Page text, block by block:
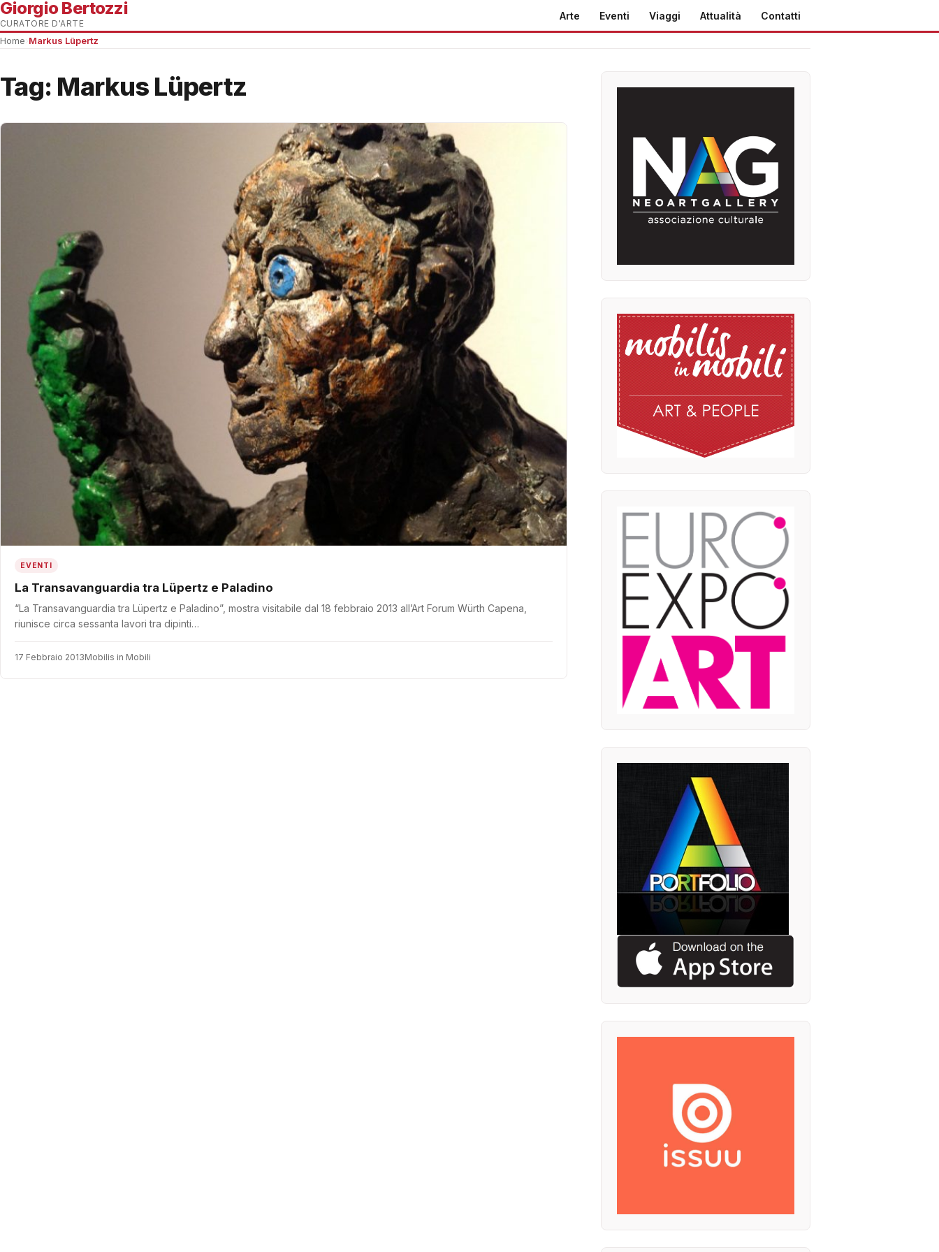
Giorgio Bertozzi
CURATORE D'ARTE
Arte Eventi Viaggi Attualità Contatti
Home Markus Lüpertz
Tag: Markus Lüpertz
EVENTI
La Transavanguardia tra Lüpertz e Paladino
“La Transavanguardia tra Lüpertz e Paladino”, mostra visitabile dal 18 febbraio 2013 all’Art Forum Würth Capena,
riunisce circa sessanta lavori tra dipinti…
17 Febbraio 2013Mobilis in Mobili